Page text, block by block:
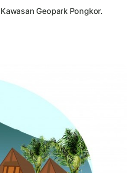
Geopark Pongkor.